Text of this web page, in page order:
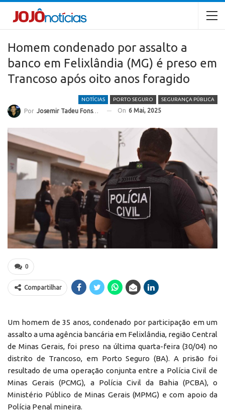
Homem condenado por assalto a
banco em Felixlândia (MG) é preso em
Trancoso após oito anos foragido
NOTÍCIAS PORTO SEGURO SEGURANÇA PÚBLICA
Por Josemir Tadeu Fonseca On 6 Mai, 2025
0
Compartilhar
Um homem de 35 anos, condenado por participação em um
assalto a uma agência bancária em Felixlândia, região Central
de Minas Gerais, foi preso na última quarta-feira (30/04) no
distrito de Trancoso, em Porto Seguro (BA). A prisão foi
resultado de uma operação conjunta entre a Polícia Civil de
Minas Gerais (PCMG), a Polícia Civil da Bahia (PCBA), o
Ministério Público de Minas Gerais (MPMG) e com apoio da
Polícia Penal mineira.